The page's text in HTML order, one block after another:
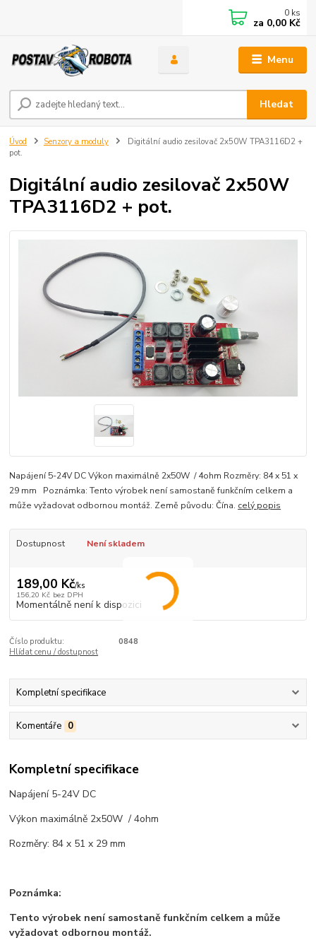
Menu
Hledat
0 ks
za 0,00 Kč
Úvod Senzory a moduly
Digitální audio zesilovač 2x50W TPA3116D2 +
pot.
Digitální audio zesilovač 2x50W
TPA3116D2 + pot.
Napájení 5-24V DC Výkon maximálně 2x50W / 4ohm Rozměry: 84 x 51 x
29 mm Poznámka: Tento výrobek není samostaně funkčním celkem a
může vyžadovat odbornou montáž. Země původu: Čína. celý popis
Dostupnost Není skladem
189,00 Kč/ks
156,20 Kč bez DPH
Momentálně není k dispozici
Číslo produktu:
0848
Hlídat cenu / dostupnost
Kompletní specifikace
Komentáře 0
Kompletní specifikace
Napájení 5-24V DC
Výkon maximálně 2x50W / 4ohm
Rozměry: 84 x 51 x 29 mm
Poznámka:
Tento výrobek není samostaně funkčním celkem a může
vyžadovat odbornou montáž.